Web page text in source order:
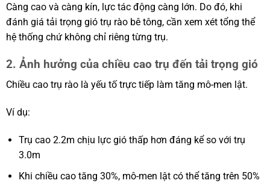
Càng cao và càng kín, lực tác động càng lớn. Do đó, khi
đánh giá tải trọng gió trụ rào bê tông, cần xem xét tổng thể
hệ thống chứ không chỉ riêng từng trụ.
2. Ảnh hưởng của chiều cao trụ đến tải trọng gió
Chiều cao trụ rào là yếu tố trực tiếp làm tăng mô-men lật.
Ví dụ:
Trụ cao 2.2m chịu lực gió thấp hơn đáng kể so với trụ
3.0m
Khi chiều cao tăng 30%, mô-men lật có thể tăng trên 50%